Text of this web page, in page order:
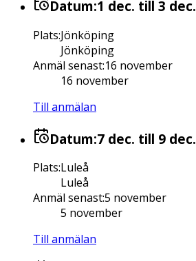
Datum:1 dec. till 3 dec.
Plats:Jönköping
Jönköping
Anmäl senast:16 november
16 november
Till anmälan
Datum:7 dec. till 9 dec.
Plats:Luleå
Luleå
Anmäl senast:5 november
5 november
Till anmälan